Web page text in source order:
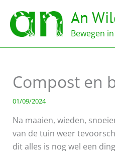
naar
inhoud
An
Bewegen
Compost en
01/09/2024
Na maaien, wieden,
van de tuin weer
dit alles is nog wel een